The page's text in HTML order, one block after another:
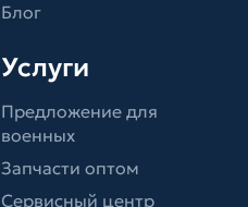
Блог
Услуги
Предложение для
военных
Запчасти оптом
Сервисный центр